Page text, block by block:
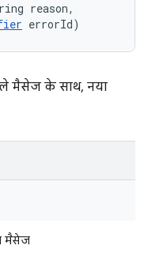
reason,
errorId)
मैसेज के साथ, नया
मैसेज